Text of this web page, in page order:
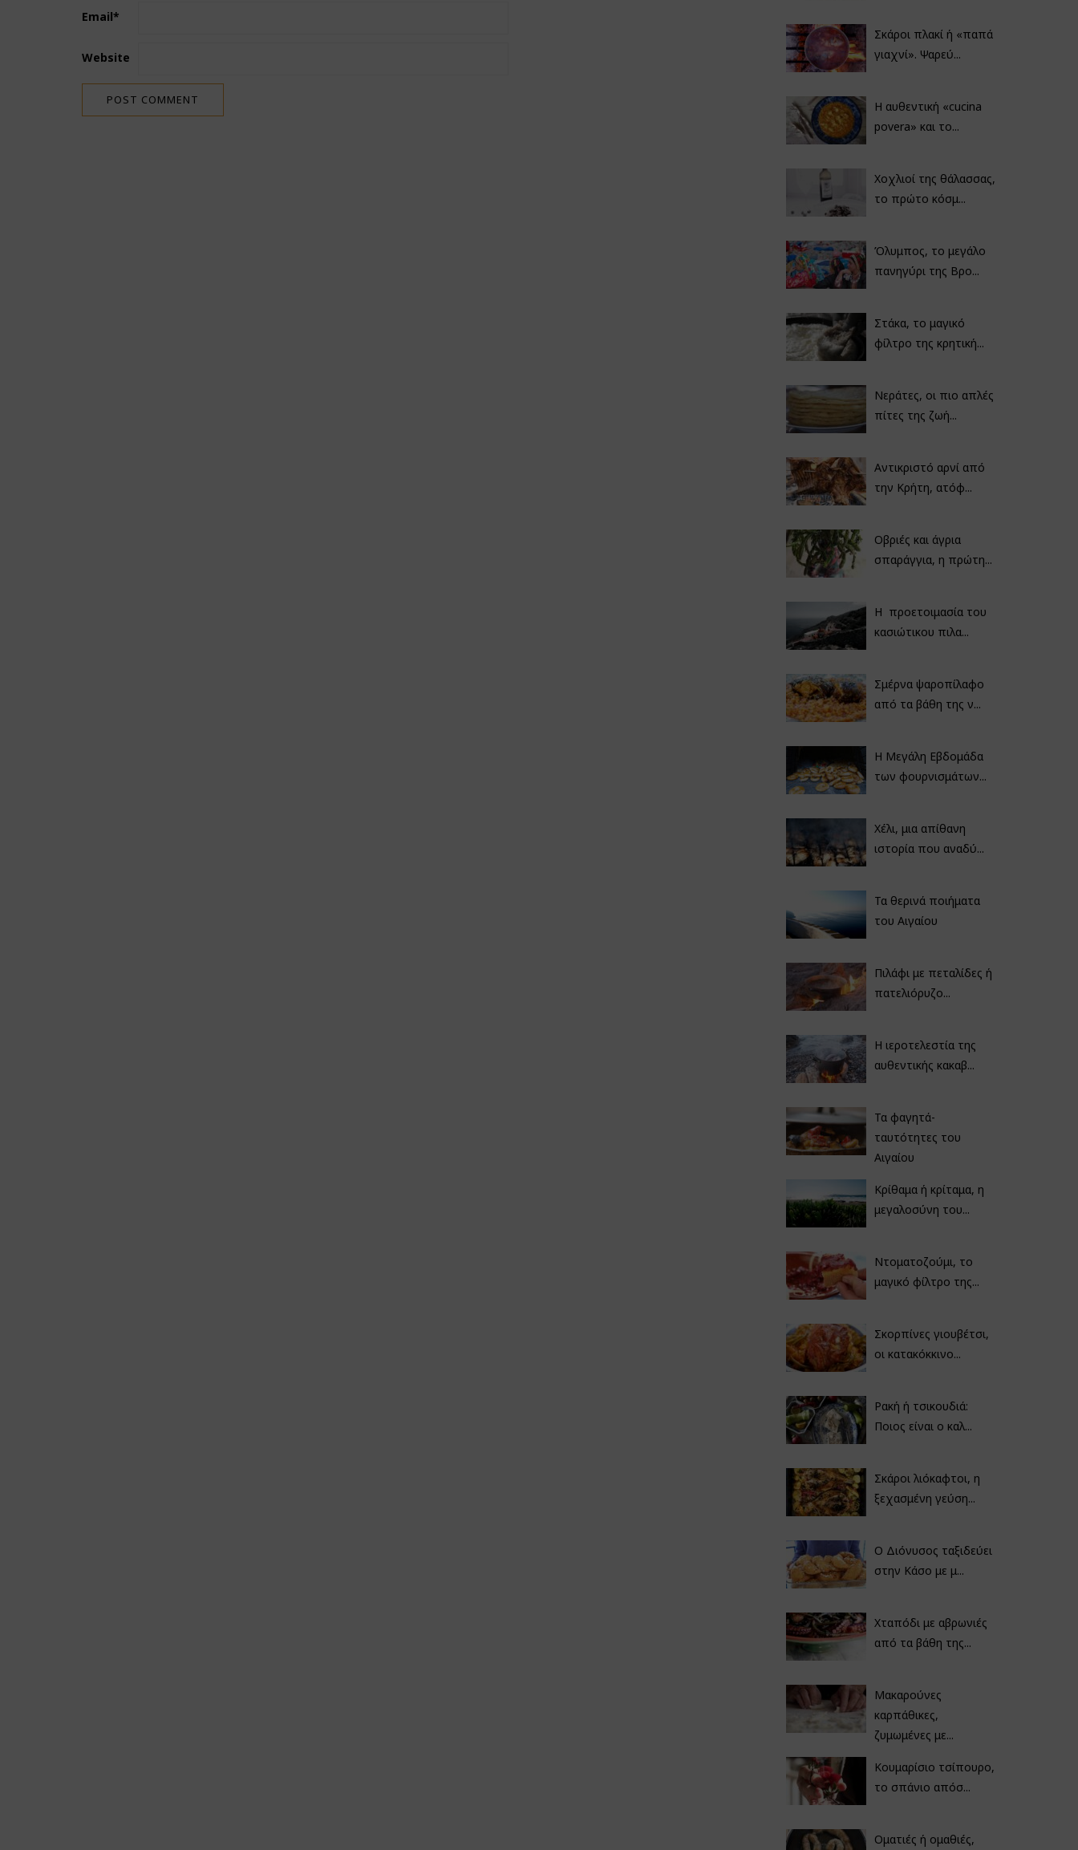
Email*
Website
Σκάροι πλακί ή «παπά
γιαχνί». Ψαρεύ...
Η αυθεντική «cucina
povera» και το...
Χοχλιοί της θάλασσας,
το πρώτο κόσμ...
Όλυμπος, το μεγάλο
πανηγύρι της Βρο...
Στάκα, το μαγικό
φίλτρο της κρητική...
Νεράτες, οι πιο απλές
πίτες της ζωή...
Αντικριστό αρνί από
την Κρήτη, ατόφ...
Οβριές και άγρια
σπαράγγια, η πρώτη...
Η προετοιμασία του
κασιώτικου πιλα...
Σμέρνα ψαροπίλαφο
από τα βάθη της ν...
Η Μεγάλη Εβδομάδα
των φουρνισμάτων...
Χέλι, μια απίθανη
ιστορία που αναδύ...
Τα θερινά ποιήματα
του Αιγαίου
Πιλάφι με πεταλίδες ή
πατελιόρυζο...
Η ιεροτελεστία της
αυθεντικής κακαβ...
Τα φαγητά-
ταυτότητες του
Αιγαίου
Κρίθαμα ή κρίταμα, η
μεγαλοσύνη του...
Ντοματοζούμι, το
μαγικό φίλτρο της...
Σκορπίνες γιουβέτσι,
οι κατακόκκινο...
Ρακή ή τσικουδιά:
Ποιος είναι ο καλ...
Σκάροι λιόκαφτοι, η
ξεχασμένη γεύση...
Ο Διόνυσος ταξιδεύει
στην Κάσο με μ...
Χταπόδι με αβρωνιές
από τα βάθη της...
Μακαρούνες
καρπάθικες,
ζυμωμένες με...
Κουμαρίσιο τσίπουρο,
το σπάνιο απόσ...
Οματιές ή ομαθιές,